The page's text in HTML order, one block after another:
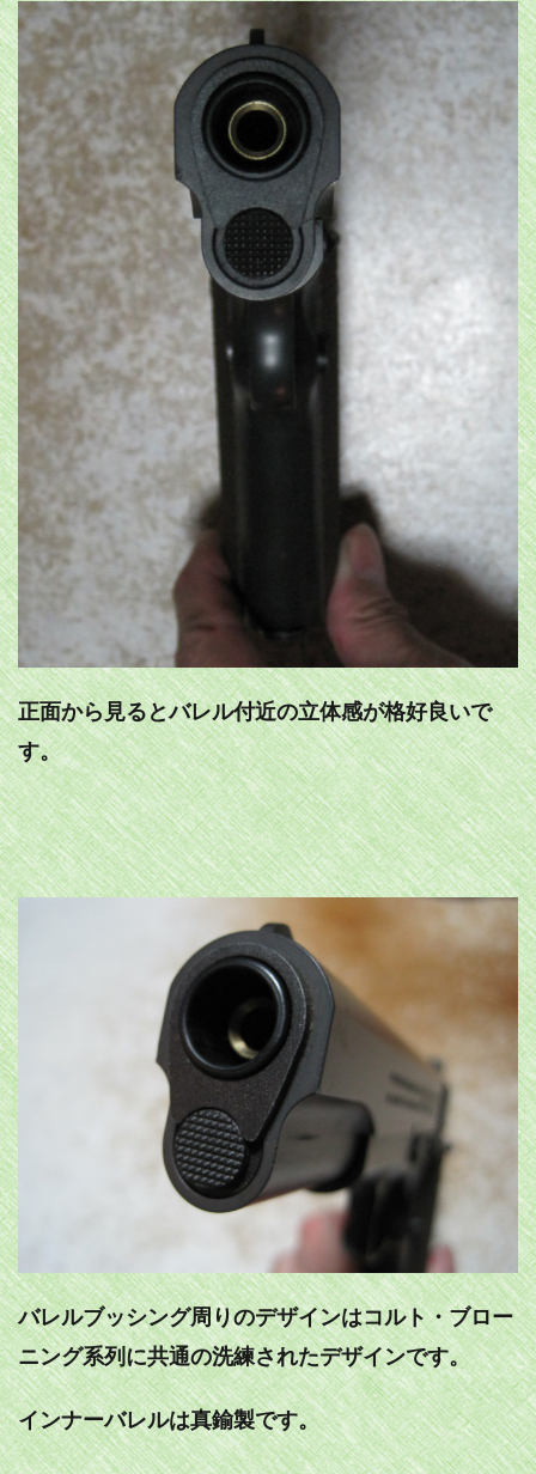
正面から見るとバレル付近の立体感が格好良いで
す。
バレルブッシング周りのデザインはコルト・ブロー
ニング系列に共通の洗練されたデザインです。
インナーバレルは真鍮製です。